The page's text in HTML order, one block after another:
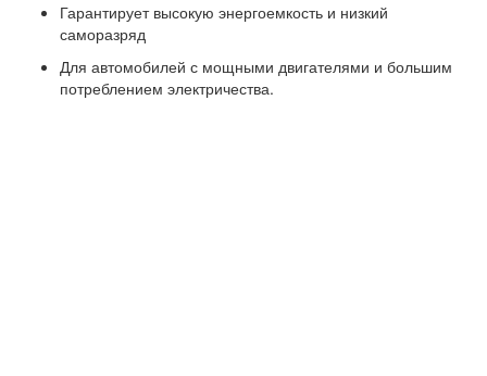
Гарантирует высокую энергоемкость и низкий
саморазряд
Для автомобилей с мощными двигателями и большим
потреблением электричества.